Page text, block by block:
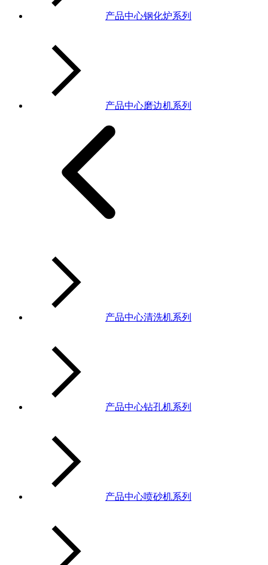
产品中心钢化炉系列
产品中心磨边机系列
产品中心清洗机系列
产品中心钻孔机系列
产品中心喷砂机系列